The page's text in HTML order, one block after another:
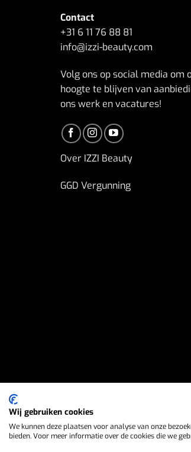
Contact
+31 6 11 76 88 81
info@izzi-beauty.com
Volg ons op social media om
hoogte te blijven van
ons werk en vacatures!
Over IZZI Beauty
GGD Vergunning
Wij gebruiken cookies
We kunnen deze plaatsen voor analyse van onze
bieden. Voor meer informatie over de cookies die we